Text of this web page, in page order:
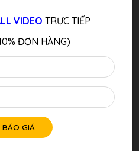
CLP-545 WA
VIDEO TRỰC TIẾP
ĐƠN HÀNG)